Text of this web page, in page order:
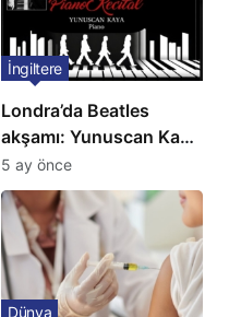
Londra’da Beatles
akşamı: Yunuscan Kaya
klasik yorumuyla
sahnede
İngiltere
5 ay önce
Dünya